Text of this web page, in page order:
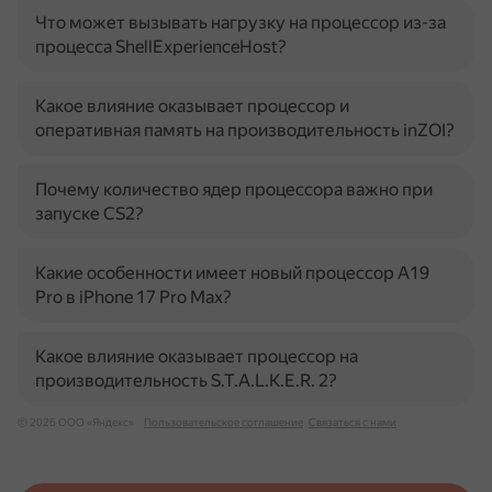
Что может вызывать нагрузку на процессор из-за
процесса ShellExperienceHost?
Какое влияние оказывает процессор и
оперативная память на производительность inZOI?
Почему количество ядер процессора важно при
запуске CS2?
Какие особенности имеет новый процессор A19
Pro в iPhone 17 Pro Max?
Какое влияние оказывает процессор на
производительность S.T.A.L.K.E.R. 2?
© 2026 ООО «Яндекс» Пользовательское соглашение Связаться с нами